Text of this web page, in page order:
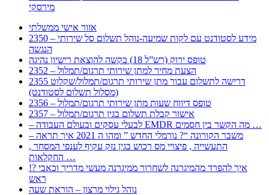
מירסקי
אזור אישי ממשלתי
2350 – מידע לסטודנט עם לקות שמיעה-נוהל תשלום סל שירותי
הנגשה
טופס ירוק (רש”ל 18) בקשה להוצאת רישיון נהיגה
2352 – הצעת מחיר למתן שירותי תרגום/תמלול
2355 דרישה לתשלום עבור מתן שירותי תרגום/תמלול/שקלוט
(מסלול תשלום לסטודנט)
2356 – טופס דיווח שעות מתן שירותי תרגום/תמלול
2357 – אישור קבלת תשלום בגין תרגום/תמלול
– לבעלי עסקים ובעולם העבודה EMDR מה הקשר בין חסמים …
– משבר הקורונה “? נורמלי החדש ” ומהו ה 2021 איך תראה
, התעשייה , פיצויי מס רכוש בגין נזק עקיף לענפי המסחר
החקלאות …
!? איך להפרד מהמיגרנה לשחרור ממיגרנה מעשי מדריך וכאבי
ראש
נוהל גילוי מרצון – הוראת שעה